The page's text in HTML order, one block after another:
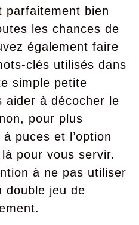
parfaitement bien
les chances de
également faire
clés utilisés dans
simple petite
aider à décocher le
pour plus
puces et l’option
pour vous servir.
à ne pas utiliser
double jeu de